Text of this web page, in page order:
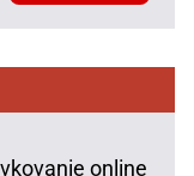
online